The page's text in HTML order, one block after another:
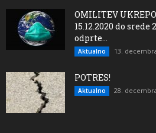
OMILITEV
15.12.2020 do srede
odprte...
Aktualno 13.
POTRES!
Aktualno 28.